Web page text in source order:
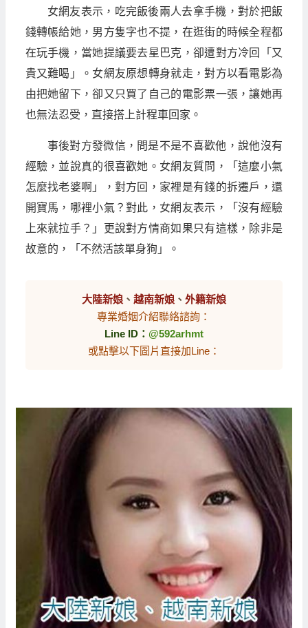
女網友表示，吃完飯後兩人去拿手機，對於把飯
錢轉帳給她，男方隻字也不提，在逛街的時候全程都
在玩手機，當她提議要去星巴克，卻遭對方冷回「又
貴又難喝」。女網友原想轉身就走，對方以看電影為
由把她留下，卻又只買了自己的電影票一張，讓她再
也無法忍受，直接搭上計程車回家。
事後對方發微信，問是不是不喜歡他，說他沒有
經驗，並說真的很喜歡她。女網友質問，「這麼小氣
怎麼找老婆啊」，對方回，家裡是有錢的拆遷戶，還
開寶馬，哪裡小氣？對此，女網友表示，「沒有經驗
上來就拉手？」更說對方情商如果只有這樣，除非是
故意的，「不然活該單身狗」。
大陸新娘、 越南新娘、 外籍新娘
專業婚姻介紹聯絡諮詢：
Line ID： @592arhmt
或點擊以下圖片直接加Line：